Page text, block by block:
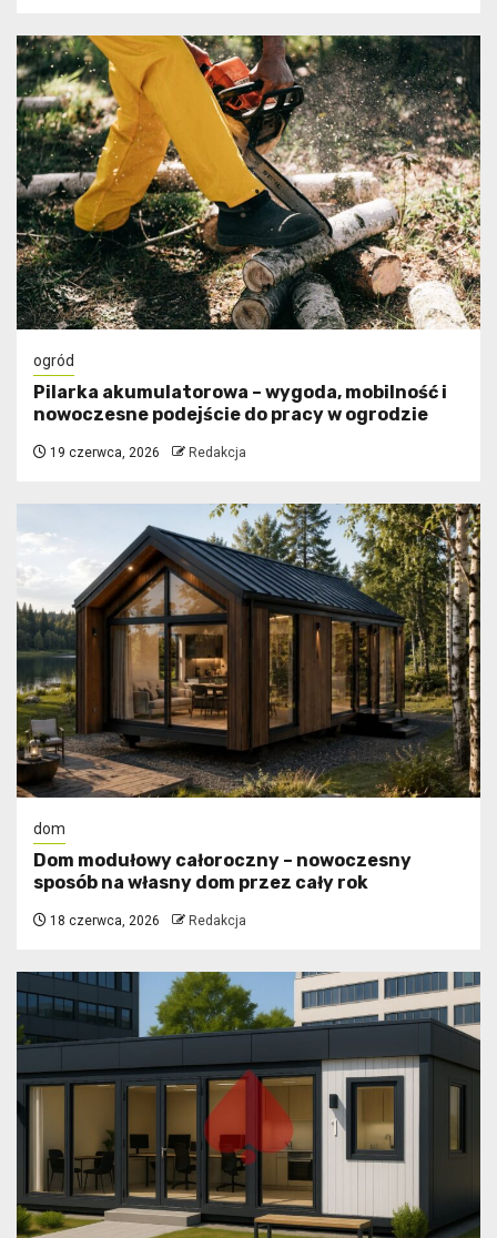
ogród
Pilarka akumulatorowa – wygoda, mobilność i
nowoczesne podejście do pracy w ogrodzie
19 czerwca, 2026 Redakcja
dom
Dom modułowy całoroczny – nowoczesny
sposób na własny dom przez cały rok
18 czerwca, 2026 Redakcja